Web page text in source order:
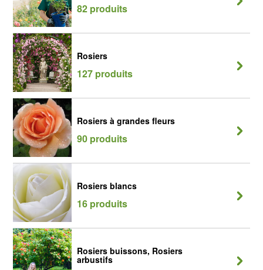
82 produits
Rosiers
127 produits
Rosiers à grandes fleurs
90 produits
Rosiers blancs
16 produits
Rosiers buissons, Rosiers
arbustifs